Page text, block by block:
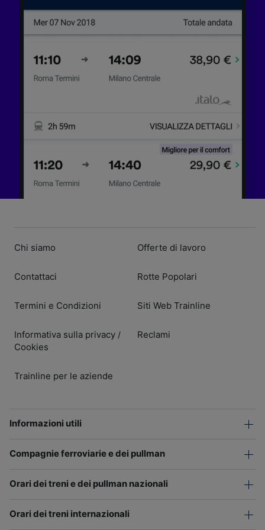
Chi siamo
Contattaci
Termini e Condizioni
Informativa sulla privacy /
Cookies
Trainline per le aziende
Offerte di lavoro
Rotte Popolari
Siti Web Trainline
Reclami
Informazioni utili
Compagnie ferroviarie e dei pullman
Orari dei treni e dei pullman nazionali
Orari dei treni internazionali